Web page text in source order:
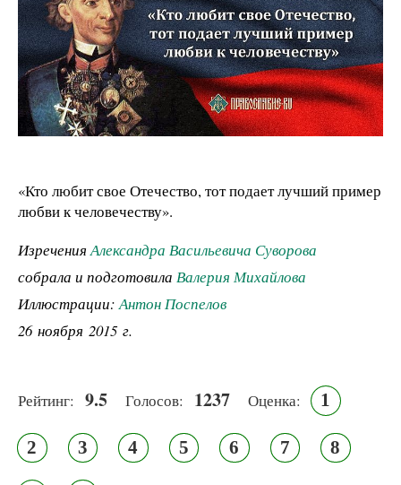
«Кто любит свое Отечество, тот подает лучший пример
любви к человечеству».
ИзреченияАлександра Васильевича Суворова
собрала и подготовила Валерия Михайлова
Иллюстрации:Антон Поспелов
26 ноября 2015 г.
Рейтинг: 9.5 Голосов: 1237 Оценка: 1
2 3 4 5 6 7 8